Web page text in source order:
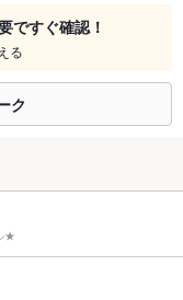
ですぐ確認！
る
ク
★